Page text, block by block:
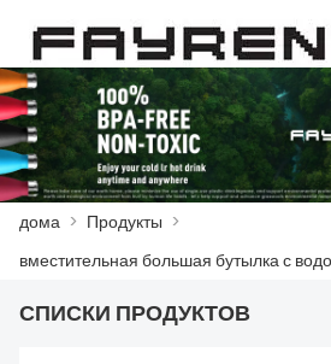
ДОМА
العربية Deutsch
дома > Продукты >
вместительная большая бутылка с
СПИСКИ ПРОДУКТОВ